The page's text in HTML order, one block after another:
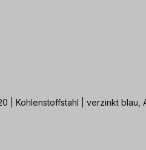
mit Frästaschen | HD-20 | Kohlenstoffstahl |